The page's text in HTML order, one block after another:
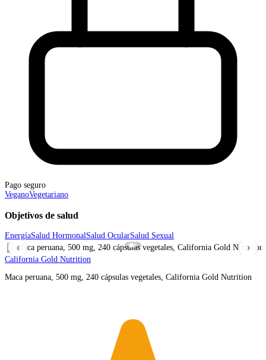
Pago seguro
VeganoVegetariano
Objetivos de salud
EnergíaSalud HormonalSalud OcularSalud Sexual
‹ ›
California Gold Nutrition
Maca peruana, 500 mg, 240 cápsulas vegetales, California Gold Nutrition